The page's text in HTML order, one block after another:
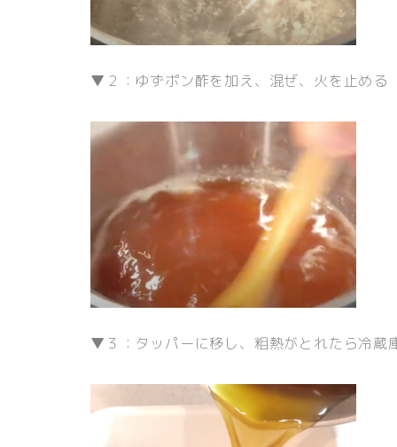
▼２：ゆずポン酢を加え、混ぜ、火を止める
▼３：タッパーに移し、粗熱がとれたら冷蔵